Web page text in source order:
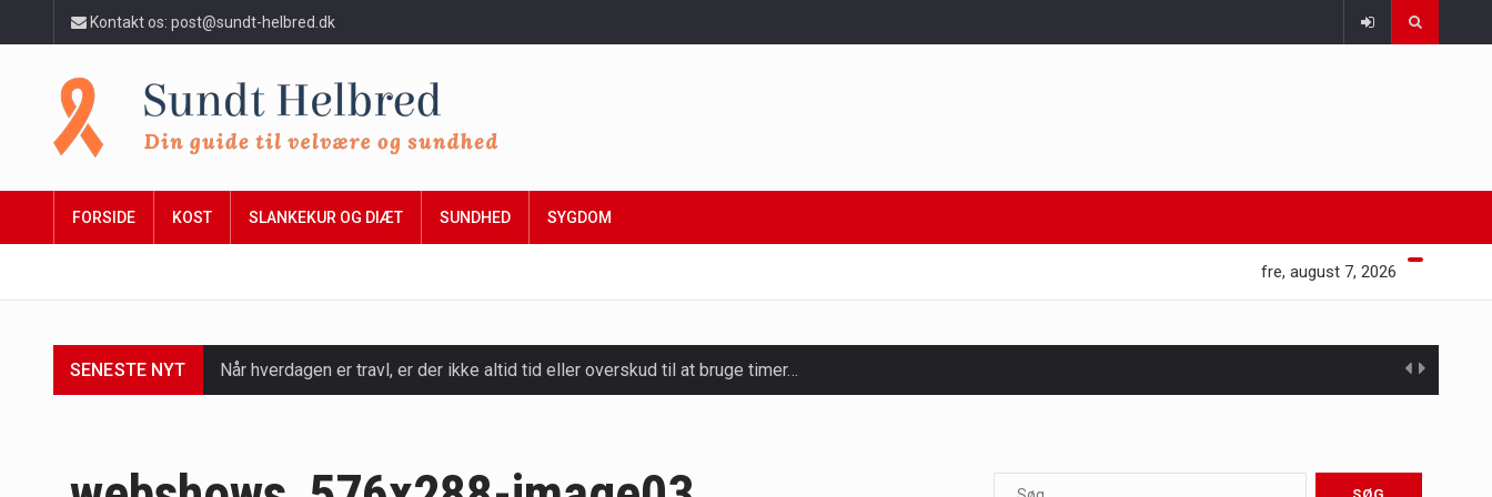
Kontakt os: post@sundt-helbred.dk
FORSIDE KOST SLANKEKUR OG DIÆT SUNDHED SYGDOM
fre, august 7, 2026
SENESTE NYT Når hverdagen er travl, er der ikke altid tid eller overskud til at bruge timer…
Mælkesyrebakterier er små, men utroligt kraftfulde mikroorganismer, der spiller en afgørende rolle i at opretholde…